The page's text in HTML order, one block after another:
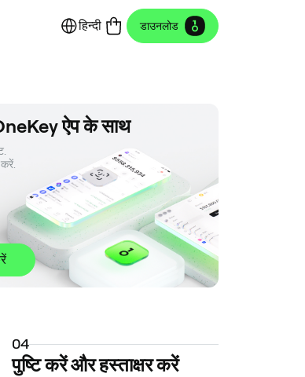
हिन्दी डाउनलोड
ऐप के साथ
04
पुष्टि करें और हस्ताक्षर करें